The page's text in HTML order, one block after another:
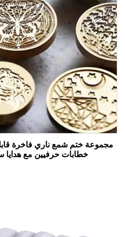
مجموعة ختم شمع ناري فاخرة
خطابات حرفيين مع هدايا